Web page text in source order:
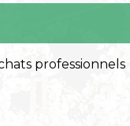
professionnels